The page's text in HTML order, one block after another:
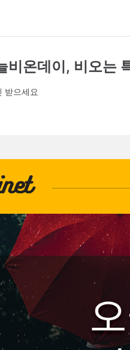
비온데이, 비오는
받으세요